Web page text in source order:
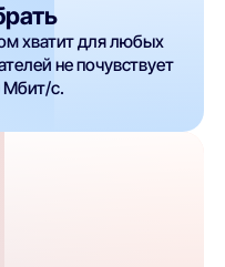
хватит для любых
не почувствует
Мбит/с.